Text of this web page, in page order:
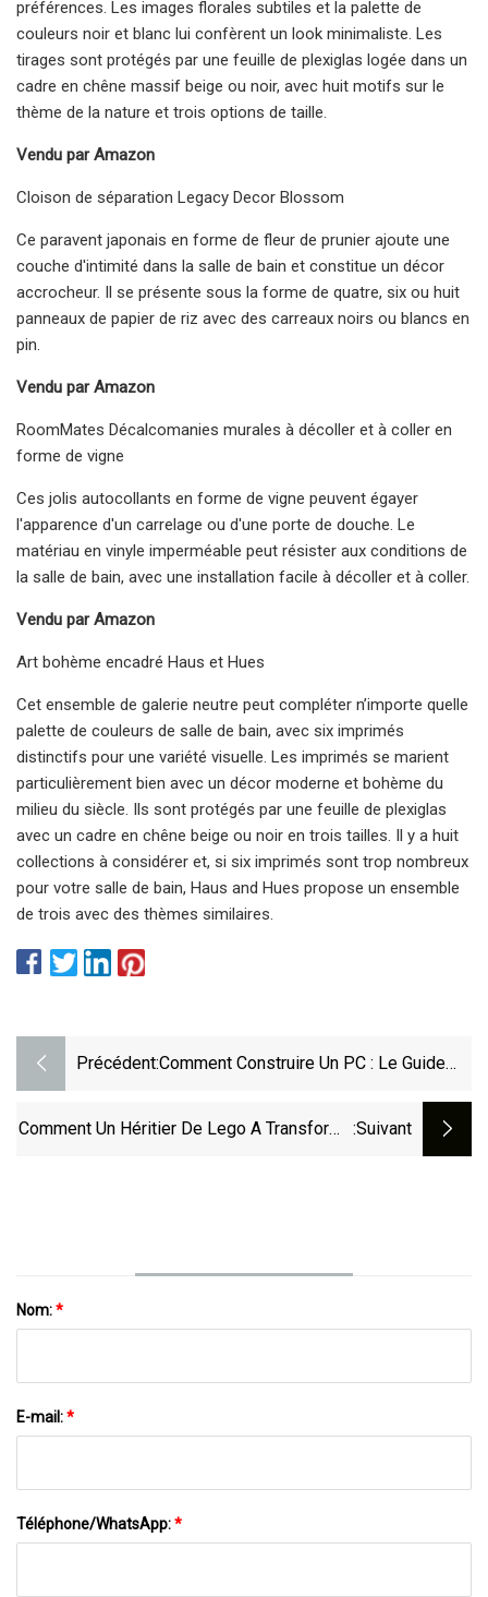
préférences. Les images florales subtiles et la palette de
couleurs noir et blanc lui confèrent un look minimaliste. Les
tirages sont protégés par une feuille de plexiglas logée dans un
cadre en chêne massif beige ou noir, avec huit motifs sur le
thème de la nature et trois options de taille.
Vendu par Amazon
Cloison de séparation Legacy Decor Blossom
Ce paravent japonais en forme de fleur de prunier ajoute une
couche d'intimité dans la salle de bain et constitue un décor
accrocheur. Il se présente sous la forme de quatre, six ou huit
panneaux de papier de riz avec des carreaux noirs ou blancs en
pin.
Vendu par Amazon
RoomMates Décalcomanies murales à décoller et à coller en
forme de vigne
Ces jolis autocollants en forme de vigne peuvent égayer
l'apparence d'un carrelage ou d'une porte de douche. Le
matériau en vinyle imperméable peut résister aux conditions de
la salle de bain, avec une installation facile à décoller et à coller.
Vendu par Amazon
Art bohème encadré Haus et Hues
Cet ensemble de galerie neutre peut compléter n’importe quelle
palette de couleurs de salle de bain, avec six imprimés
distinctifs pour une variété visuelle. Les imprimés se marient
particulièrement bien avec un décor moderne et bohème du
milieu du siècle. Ils sont protégés par une feuille de plexiglas
avec un cadre en chêne beige ou noir en trois tailles. Il y a huit
collections à considérer et, si six imprimés sont trop nombreux
pour votre salle de bain, Haus and Hues propose un ensemble
de trois avec des thèmes similaires.
Précédent:Comment Construire Un PC : Le Guide
Comment Un Héritier De Lego A Transformé :suivant
Nom:*
E-mail:*
Téléphone/WhatsApp:*